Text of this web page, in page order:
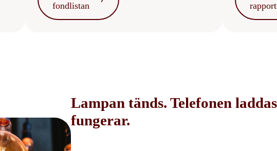
fondlistan
Lampan tänds. Telefonen
fungerar.